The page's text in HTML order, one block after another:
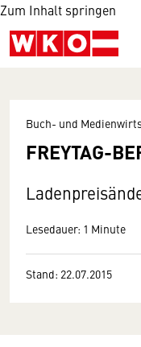
Zum Inhalt springen
Buch- und
FREYTAG-
Lesedauer: 1 Minute
Stand: 22.07.2015